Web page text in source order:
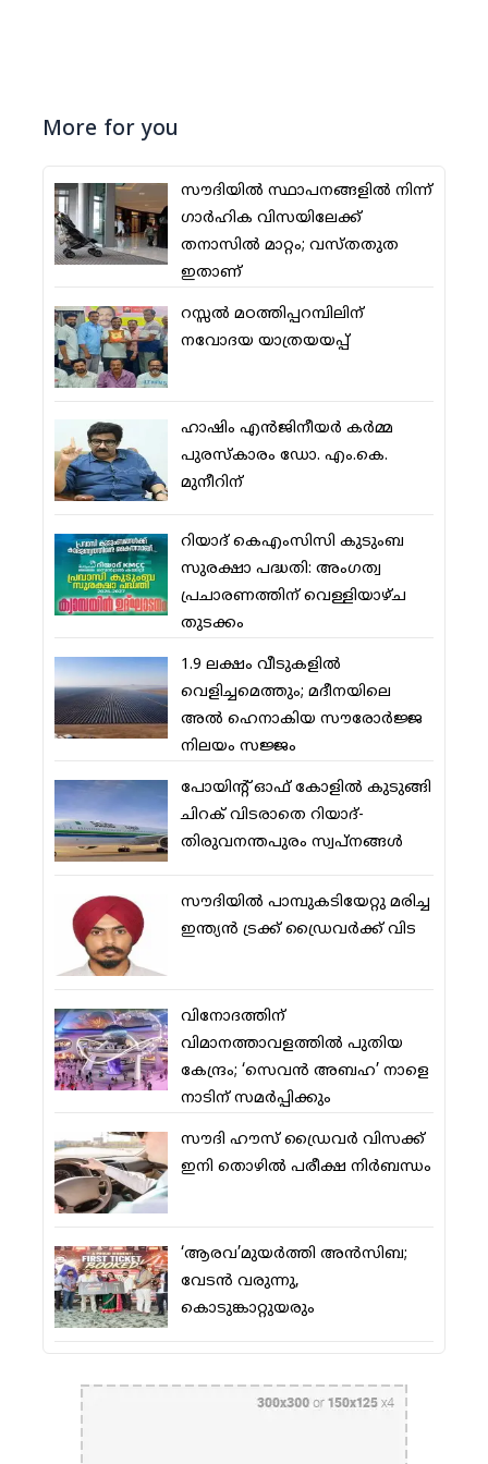
More for you
സൗദിയില്‍ സ്ഥാപനങ്ങളില്‍ നിന്ന്
ഗാര്‍ഹിക വിസയിലേക്ക്
തനാസില്‍ മാറ്റം; വസ്തതുത
ഇതാണ്
റസ്സല്‍ മഠത്തിപ്പറമ്പിലിന്
നവോദയ യാത്രയയപ്പ്
ഹാഷിം എന്‍ജിനീയര്‍ കര്‍മ്മ
പുരസ്‌കാരം ഡോ. എം.കെ.
മുനീറിന്
റിയാദ് കെഎംസിസി കുടുംബ
സുരക്ഷാ പദ്ധതി: അംഗത്വ
പ്രചാരണത്തിന് വെള്ളിയാഴ്ച
തുടക്കം
1.9 ലക്ഷം വീടുകളില്‍
വെളിച്ചമെത്തും; മദീനയിലെ
അല്‍ ഹെനാകിയ സൗരോര്‍ജ്ജ
നിലയം സജ്ജം
പോയിന്റ് ഓഫ് കോളില്‍ കുടുങ്ങി
ചിറക് വിടരാതെ റിയാദ്-
തിരുവനന്തപുരം സ്വപ്നങ്ങള്‍
സൗദിയിൽ പാമ്പുകടിയേറ്റു മരിച്ച
ഇന്ത്യൻ ട്രക്ക് ഡ്രൈവർക്ക് വിട
വിനോദത്തിന്
വിമാനത്താവളത്തില്‍ പുതിയ
കേന്ദ്രം; ‘സെവന്‍ അബഹ’ നാളെ
നാടിന് സമര്‍പ്പിക്കും
സൗദി ഹൗസ് ഡ്രൈവര്‍ വിസക്ക്
ഇനി തൊഴില്‍ പരീക്ഷ നിര്‍ബന്ധം
‘ആരവ’മുയര്‍ത്തി അന്‍സിബ;
വേടന്‍ വരുന്നു,
കൊടുങ്കാറ്റുയരും